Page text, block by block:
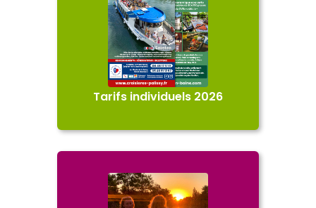
Tarifs individuels 2026
Télécharger